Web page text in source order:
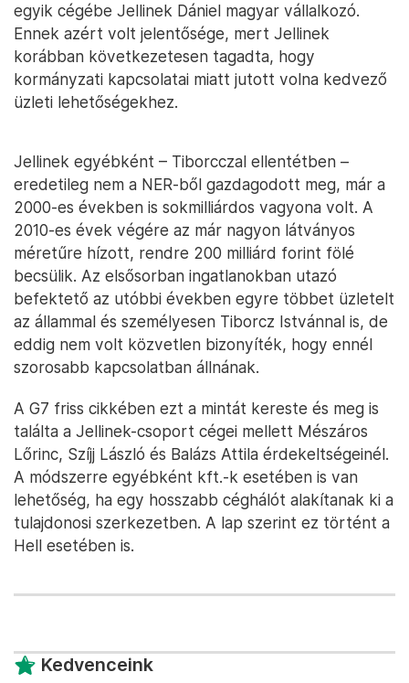
egyik cégébe Jellinek Dániel magyar vállalkozó.
Ennek azért volt jelentősége, mert Jellinek
korábban következetesen tagadta, hogy
kormányzati kapcsolatai miatt jutott volna kedvező
üzleti lehetőségekhez.
Jellinek egyébként – Tiborcczal ellentétben –
eredetileg nem a NER-ből gazdagodott meg, már a
2000-es években is sokmilliárdos vagyona volt. A
2010-es évek végére az már nagyon látványos
méretűre hízott, rendre 200 milliárd forint fölé
becsülik. Az elsősorban ingatlanokban utazó
befektető az utóbbi években egyre többet üzletelt
az állammal és személyesen Tiborcz Istvánnal is, de
eddig nem volt közvetlen bizonyíték, hogy ennél
szorosabb kapcsolatban állnának.
A G7 friss cikkében ezt a mintát kereste és meg is
találta a Jellinek-csoport cégei mellett Mészáros
Lőrinc, Szíjj László és Balázs Attila érdekeltségeinél.
A módszerre egyébként kft.-k esetében is van
lehetőség, ha egy hosszabb céghálót alakítanak ki a
tulajdonosi szerkezetben. A lap szerint ez történt a
Hell esetében is.
Kedvenceink